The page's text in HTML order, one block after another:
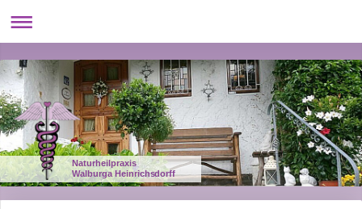
Naturheilpraxis
Walburga Heinrichsdorff